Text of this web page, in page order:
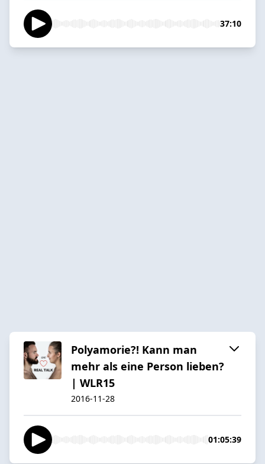
37:10
Polyamorie?! Kann man
mehr als eine Person lieben?
| WLR15
2016-11-28
01:05:39